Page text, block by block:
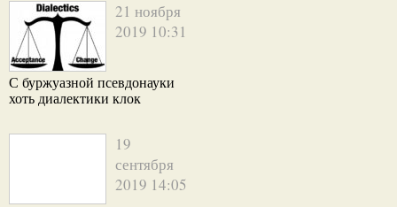
21 ноября
2019 10:31
С буржуазной псевдонауки
хоть диалектики клок
19
сентября
2019 14:05